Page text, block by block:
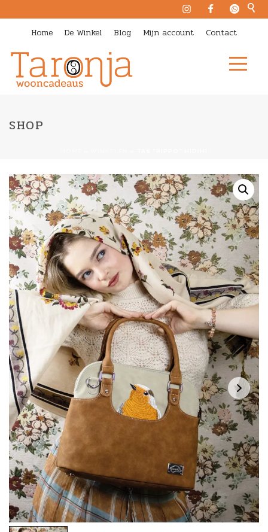
Home De Winkel Blog Mijn account Contact
SHOP